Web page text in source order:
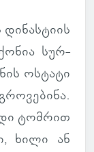
სურ­
ოს­ტატი
ტომ­რით
ხილი ან